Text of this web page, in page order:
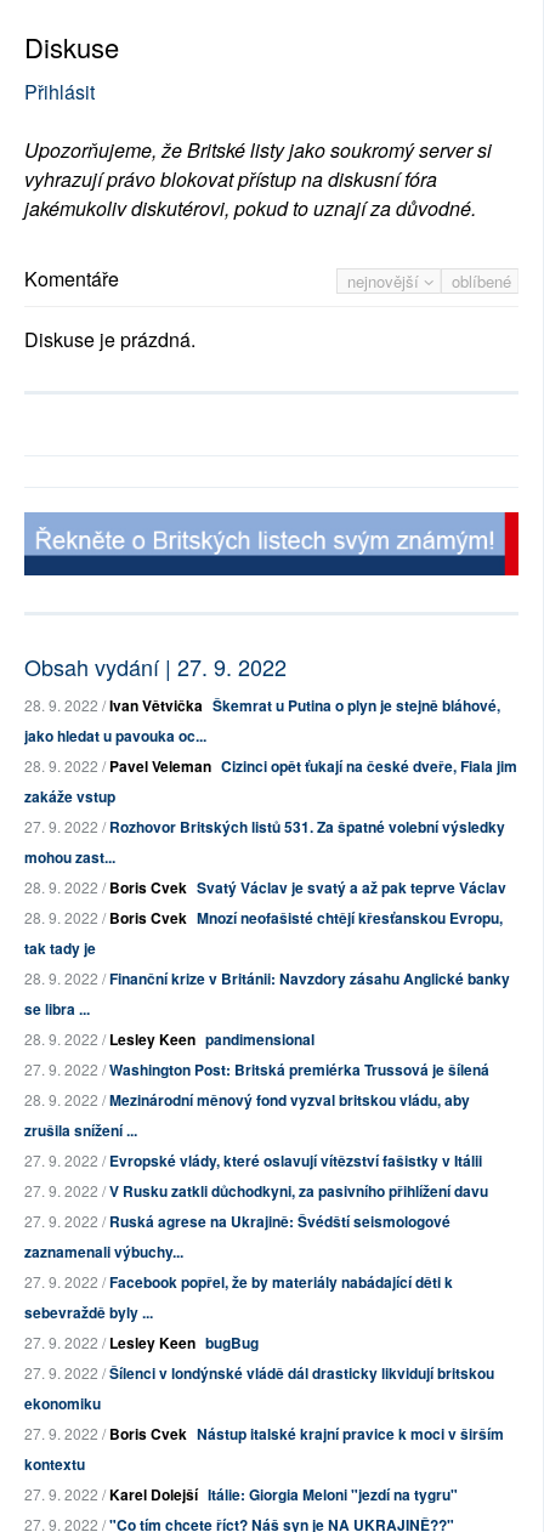
Diskuse
Přihlásit
Upozorňujeme, že Britské listy jako soukromý server si
vyhrazují právo blokovat přístup na diskusní fóra
jakémukoliv diskutérovi, pokud to uznají za důvodné.
nejnovější oblíbené
Komentáře
Diskuse je prázdná.
Obsah vydání | 27. 9. 2022
28. 9. 2022 /Ivan Větvička Škemrat u Putina o plyn je stejně bláhové,
jako hledat u pavouka oc...
28. 9. 2022 /Pavel Veleman Cizinci opět ťukají na české dveře, Fiala jim
zakáže vstup
27. 9. 2022 /Rozhovor Britských listů 531. Za špatné volební výsledky
mohou zast...
28. 9. 2022 /Boris Cvek Svatý Václav je svatý a až pak teprve Václav
28. 9. 2022 /Boris Cvek Mnozí neofašisté chtějí křesťanskou Evropu,
tak tady je
28. 9. 2022 /Finanční krize v Británii: Navzdory zásahu Anglické banky
se libra ...
28. 9. 2022 /Lesley Keen pandimensional
27. 9. 2022 /Washington Post: Britská premiérka Trussová je šílená
28. 9. 2022 /Mezinárodní měnový fond vyzval britskou vládu, aby
zrušila snížení ...
27. 9. 2022 /Evropské vlády, které oslavují vítězství fašistky v Itálii
27. 9. 2022 /V Rusku zatkli důchodkyni, za pasivního přihlížení davu
27. 9. 2022 /Ruská agrese na Ukrajině: Švédští seismologové
zaznamenali výbuchy...
27. 9. 2022 /Facebook popřel, že by materiály nabádající děti k
sebevraždě byly ...
27. 9. 2022 /Lesley Keen bugBug
27. 9. 2022 /Šílenci v londýnské vládě dál drasticky likvidují britskou
ekonomiku
27. 9. 2022 /Boris Cvek Nástup italské krajní pravice k moci v širším
kontextu
27. 9. 2022 /Karel Dolejší Itálie: Giorgia Meloni "jezdí na tygru"
27. 9. 2022 /"Co tím chcete říct? Náš syn je NA UKRAJINĚ??"